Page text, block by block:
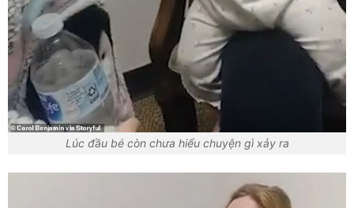
Lúc đầu bé còn chưa hiểu chuyện gì xảy ra